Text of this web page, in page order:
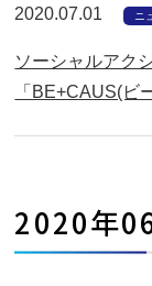
2020.07.01 ニ
ソーシャルアク
「BE+CAUS(ビ
2020年